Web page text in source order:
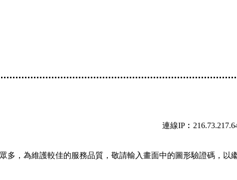
連線
多，為維護較佳的服務品質，敬請輸入畫面中的圖形驗證碼，以